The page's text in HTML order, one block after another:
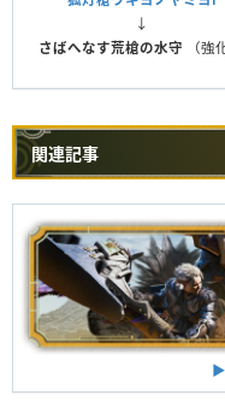
↓
さばへなす荒槍の水守 （強
関連記事
▶︎